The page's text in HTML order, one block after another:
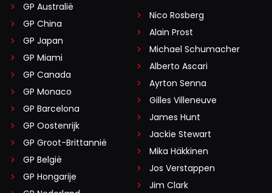
GP Australië
GP China
GP Japan
GP Miami
GP Canada
GP Monaco
GP Barcelona
GP Oostenrijk
GP Groot-Brittannië
GP België
GP Hongarije
Nico Rosberg
Alain Prost
Michael Schumacher
Alberto Ascari
Ayrton Senna
Gilles Villeneuve
James Hunt
Jackie Stewart
Mika Häkkinen
Jos Verstappen
Jim Clark